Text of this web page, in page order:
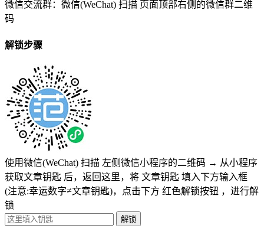
微信交流群：微信(WeChat) 扫描 页面顶部右侧的微信群二维
码
解锁步骤
使用微信(WeChat) 扫描 左侧微信小程序的二维码 → 从小程序
获取文章钥匙 后，返回这里，将 文章钥匙 填入下方输入框
(注意:幸运数字≠文章钥匙)，点击下方 红色解锁按钮 ，进行解
锁